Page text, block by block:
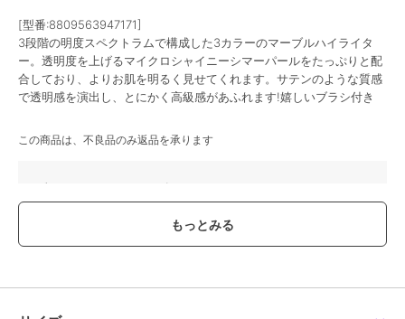
[型番:8809563947171]
3段階の明度スペクトラムで構成した3カラーのマーブルハイライタ
ー。透明度を上げるマイクロシャイニーシマーパールをたっぷりと配
合しており、よりお肌を明るく見せてくれます。サテンのような質感
で透明感を演出し、とにかく高級感があふれます!嬉しいブラシ付き
この商品は、不良品のみ返品を承ります
ブランド エスポア
性別タイプ
レディース